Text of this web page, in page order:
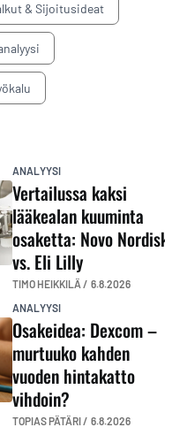
& Sijoitusideat
ANALYYSI
Vertailussa kaksi
lääkealan kuuminta
osaketta: Novo Nordisk
vs. Eli Lilly
TIMO HEIKKILÄ / 6.8.2026
ANALYYSI
Osakeidea: Dexcom –
murtuuko kahden
vuoden hintakatto
vihdoin?
TOPIAS PÄTÄRI / 6.8.2026